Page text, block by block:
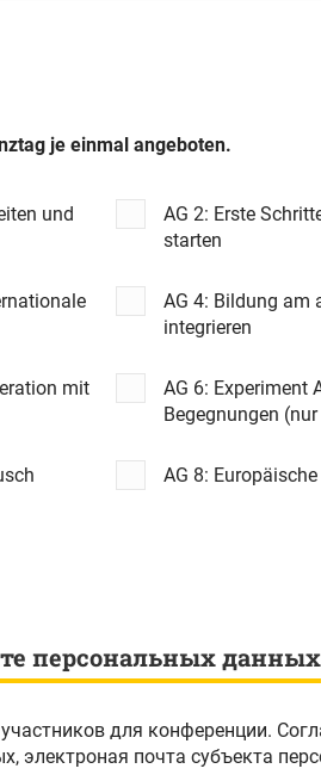
Sie werden an jedem Konferenztag je einmal angeboten.
und
AG 2: Erste
starten
AG 4: Bildung am
integrieren
mit
AG 6: Experiment
Begegnungen
AG 8:
персональных данных
для конференции.